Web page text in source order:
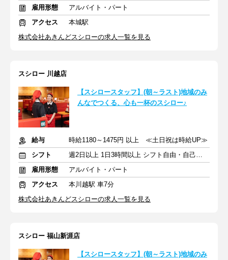
雇用形態
アルバイト・パート
アクセス
本城駅
株式会社あきんどスシローの求人一覧を見る
スシロー 川越店
【スシロースタッフ】(朝～ラスト)地域のみ
んなでつくる、心も一杯のスシロー♪
給与
時給1180～1475円 以上 ≪土日祝は時給UP≫
シフト
週2日以上 1日3時間以上 シフト自由・自己申告
雇用形態
アルバイト・パート
アクセス
本川越駅 車7分
株式会社あきんどスシローの求人一覧を見る
スシロー 福山新涯店
【スシロースタッフ】(朝～ラスト)地域のみ